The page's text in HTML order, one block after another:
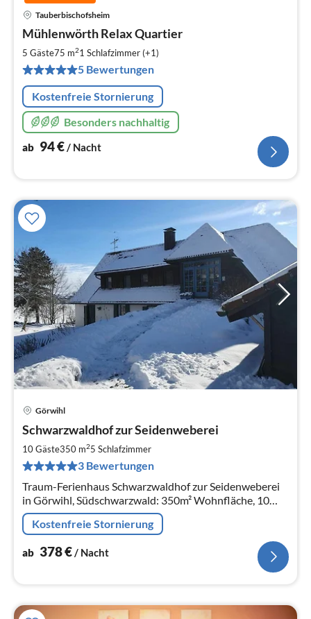
Tauberbischofsheim
Mühlenwörth Relax Quartier
5 Gäste75 m21 Schlafzimmer (+1)
5 Bewertungen
Kostenfreie Stornierung
Besonders nachhaltig
ab 94€/ Nacht
Görwihl
Schwarzwaldhof zur Seidenweberei
10 Gäste350 m25 Schlafzimmer
3 Bewertungen
Traum-Ferienhaus Schwarzwaldhof zur Seidenweberei
in Görwihl, Südschwarzwald: 350m² Wohnfläche, 10
Pers., 5 Schlafzimmer. Auf 2500 m² eingezäuntem
parkähnlichem Grundstück
Kostenfreie Stornierung
ab 378€/ Nacht